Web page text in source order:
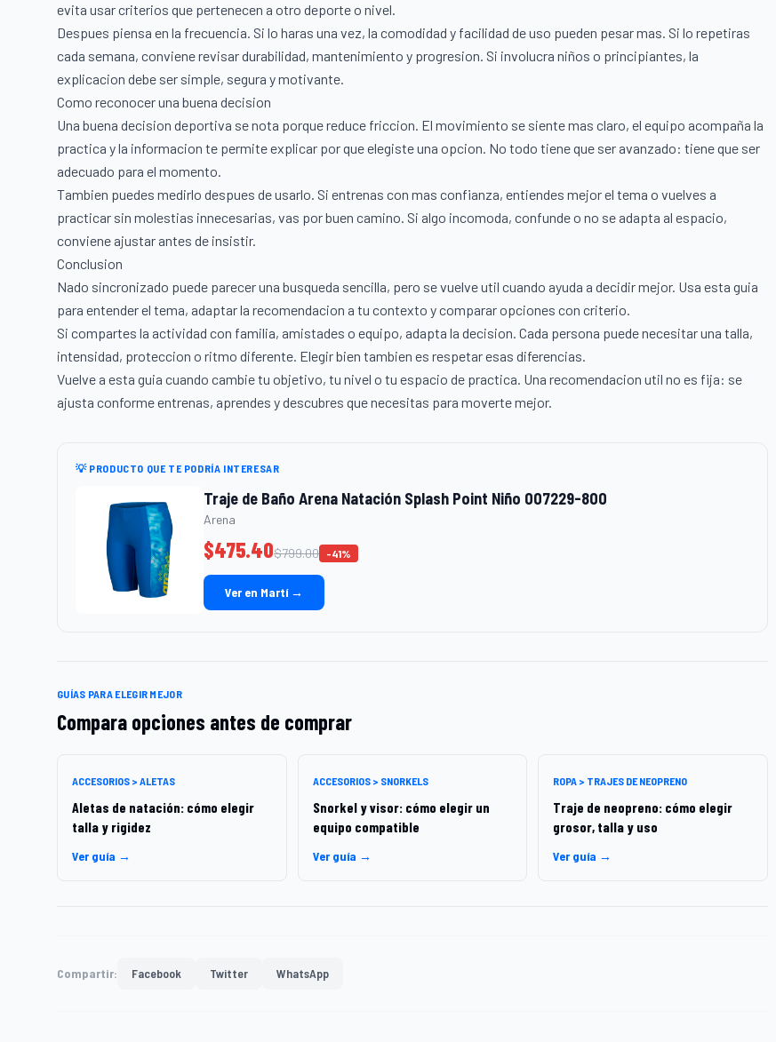
evita usar criterios que pertenecen a otro deporte o nivel.
Despues piensa en la frecuencia. Si lo haras una vez, la comodidad y facilidad de uso pueden pesar mas. Si lo repetiras
cada semana, conviene revisar durabilidad, mantenimiento y progresion. Si involucra niños o principiantes, la
explicacion debe ser simple, segura y motivante.
Como reconocer una buena decision
Una buena decision deportiva se nota porque reduce friccion. El movimiento se siente mas claro, el equipo acompaña la
practica y la informacion te permite explicar por que elegiste una opcion. No todo tiene que ser avanzado: tiene que ser
adecuado para el momento.
Tambien puedes medirlo despues de usarlo. Si entrenas con mas confianza, entiendes mejor el tema o vuelves a
practicar sin molestias innecesarias, vas por buen camino. Si algo incomoda, confunde o no se adapta al espacio,
conviene ajustar antes de insistir.
Conclusion
Nado sincronizado puede parecer una busqueda sencilla, pero se vuelve util cuando ayuda a decidir mejor. Usa esta guia
para entender el tema, adaptar la recomendacion a tu contexto y comparar opciones con criterio.
Si compartes la actividad con familia, amistades o equipo, adapta la decision. Cada persona puede necesitar una talla,
intensidad, proteccion o ritmo diferente. Elegir bien tambien es respetar esas diferencias.
Vuelve a esta guia cuando cambie tu objetivo, tu nivel o tu espacio de practica. Una recomendacion util no es fija: se
ajusta conforme entrenas, aprendes y descubres que necesitas para moverte mejor.
💡 PRODUCTO QUE TE PODRÍA INTERESAR
Traje de Baño Arena Natación Splash Point Niño 007229-800
Arena
$475.40$799.00 -41%
Ver en Martí →
GUÍAS PARA ELEGIR MEJOR
Compara opciones antes de comprar
ACCESORIOS > ALETAS
Aletas de natación: cómo elegir
talla y rigidez
Ver guía →
ACCESORIOS > SNORKELS
Snorkel y visor: cómo elegir un
equipo compatible
Ver guía →
ROPA > TRAJES DE NEOPRENO
Traje de neopreno: cómo elegir
grosor, talla y uso
Ver guía →
Compartir: Facebook Twitter WhatsApp